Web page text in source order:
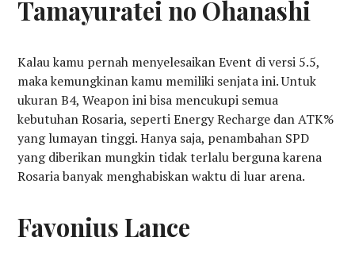
Tamayuratei no Ohanashi
Kalau kamu pernah menyelesaikan Event di versi 5.5,
maka kemungkinan kamu memiliki senjata ini. Untuk
ukuran B4, Weapon ini bisa mencukupi semua
kebutuhan Rosaria, seperti Energy Recharge dan ATK%
yang lumayan tinggi. Hanya saja, penambahan SPD
yang diberikan mungkin tidak terlalu berguna karena
Rosaria banyak menghabiskan waktu di luar arena.
Favonius Lance